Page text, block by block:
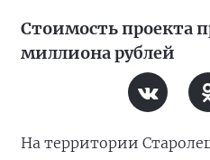
Стоимость проекта
миллиона рублей
На территории